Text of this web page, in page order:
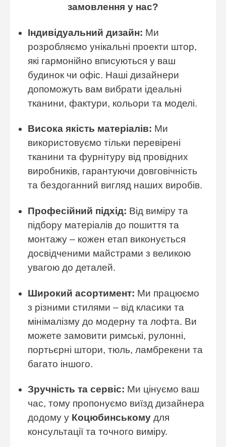
замовлення у нас?
Індивідуальний дизайн: Ми
розробляємо унікальні проекти штор,
які гармонійно вписуються у ваш
будинок чи офіс. Наші дизайнери
допоможуть вам вибрати ідеальні
тканини, фактури, кольори та моделі.
Висока якість матеріалів: Ми
використовуємо тільки перевірені
тканини та фурнітуру від провідних
виробників, гарантуючи довговічність
та бездоганний вигляд наших виробів.
Професійний підхід: Від виміру та
підбору матеріалів до пошиття та
монтажу – кожен етап виконується
досвідченими майстрами з великою
увагою до деталей.
Широкий асортимент: Ми працюємо
з різними стилями – від класики та
мінімалізму до модерну та лофта. Ви
можете замовити римські, рулонні,
портьєрні штори, тюль, ламбрекени та
багато іншого.
Зручність та сервіс: Ми цінуємо ваш
час, тому пропонуємо виїзд дизайнера
додому у Коцюбинському для
консультації та точного виміру.